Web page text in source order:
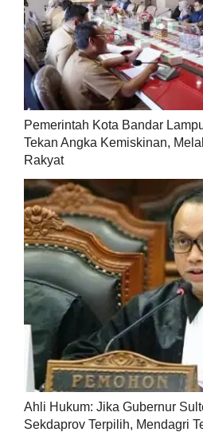
Pemerintah Kota Bandar
Tekan Angka Kemiskinan,
Rakyat
Ahli Hukum: Jika Gubernur
Sekdaprov Terpilih, Mendagri